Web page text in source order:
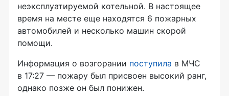
неэксплуатируемой котельной. В настоящее
время на месте еще находятся 6 пожарных
автомобилей и несколько машин скорой
помощи.
Информация о возгорании поступила в МЧС
в 17:27 — пожару был присвоен высокий ранг,
однако позже он был понижен.